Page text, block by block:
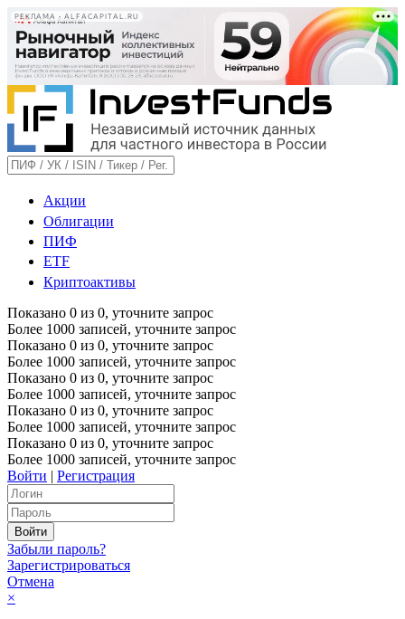
РЕКЛАМА • ALFACAPITAL.RU
Акции
Облигации
ПИФ
ETF
Криптоактивы
Показано 0 из 0, уточните запрос
Более 1000 записей, уточните запрос
Показано 0 из 0, уточните запрос
Более 1000 записей, уточните запрос
Показано 0 из 0, уточните запрос
Более 1000 записей, уточните запрос
Показано 0 из 0, уточните запрос
Более 1000 записей, уточните запрос
Показано 0 из 0, уточните запрос
Более 1000 записей, уточните запрос
Войти | Регистрация
Забыли пароль?
Зарегистрироваться
Отмена
×